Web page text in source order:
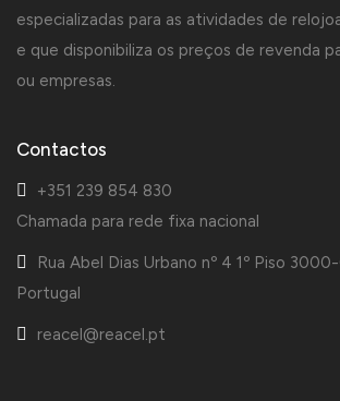
especializadas para as atividades de
e que disponibiliza os preços de revenda
ou empresas.
Contactos
+351 239 854 830
Chamada para rede fixa nacional
Rua Abel Dias Urbano nº 4 1º Piso
Portugal
reacel@reacel.pt